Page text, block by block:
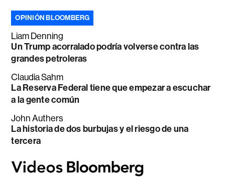
OPINIÓN BLOOMBERG
Liam Denning
Un Trump acorralado podría volverse contra las
grandes petroleras
Claudia Sahm
La Reserva Federal tiene que empezar a escuchar
a la gente común
John Authers
La historia de dos burbujas y el riesgo de una
tercera